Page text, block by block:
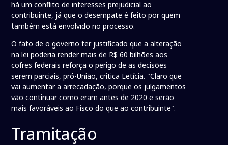
há um conflito de interesses prejudicial ao
contribuinte, já que o desempate é feito por quem
também está envolvido no processo.
O fato de o governo ter justificado que a alteração
na lei poderia render mais de R$ 60 bilhões aos
cofres federais reforça o perigo de as decisões
serem parciais, pró-União, critica Letícia. "Claro que
vai aumentar a arrecadação, porque os julgamentos
vão continuar como eram antes de 2020 e serão
mais favoráveis ao Fisco do que ao contribuinte".
Tramitação